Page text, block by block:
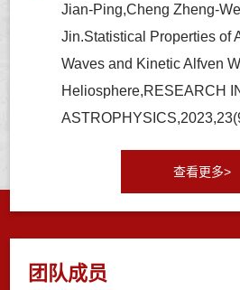
Jian-Ping,Cheng Zheng-
Jin.Statistical Properties of
Waves and Kinetic Alfven
Heliosphere,RESEARCH
查看更多>
团队成员